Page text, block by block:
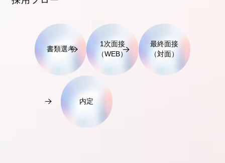
書類選考
1次面接
（WEB）
最終面接
（対面）
内定